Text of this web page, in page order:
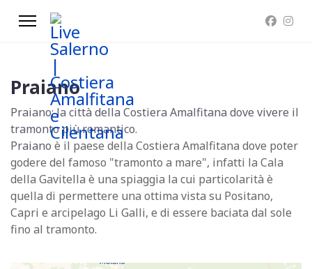
Praiano
Praiano: la città della Costiera Amalfitana dove vivere il
tramonto più romantico.
Praiano è il paese della Costiera Amalfitana dove poter
godere del famoso "tramonto a mare", infatti la Cala
della Gavitella è una spiaggia la cui particolarità è
quella di permettere una ottima vista su Positano,
Capri e arcipelago Li Galli, e di essere baciata dal sole
fino al tramonto.